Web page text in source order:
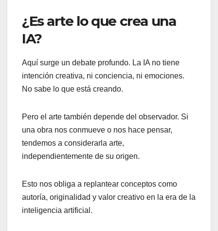
¿Es arte lo que crea una
IA?
Aquí surge un debate profundo. La IA no tiene
intención creativa, ni conciencia, ni emociones.
No sabe lo que está creando.
Pero el arte también depende del observador. Si
una obra nos conmueve o nos hace pensar,
tendemos a considerarla arte,
independientemente de su origen.
Esto nos obliga a replantear conceptos como
autoría, originalidad y valor creativo en la era de la
inteligencia artificial.